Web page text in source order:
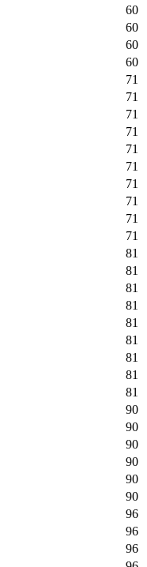
60
60
60
60
71
71
71
71
71
71
71
71
71
71
81
81
81
81
81
81
81
81
81
90
90
90
90
90
90
96
96
96